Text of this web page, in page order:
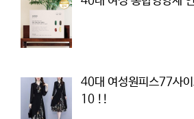
40대 여성원피스77사
10 !!